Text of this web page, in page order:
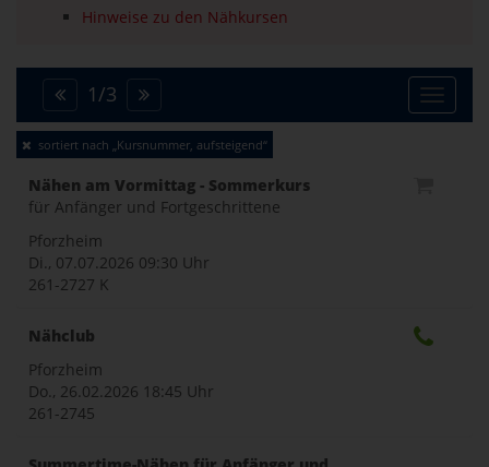
Hinweise zu den Nähkursen
Toggle
1/3
sortiert nach „Kursnummer, aufsteigend“
Nähen am Vormittag - Sommerkurs
für Anfänger und Fortgeschrittene
Pforzheim
Di., 07.07.2026 09:30 Uhr
261-2727 K
Nähclub
Pforzheim
Do., 26.02.2026 18:45 Uhr
261-2745